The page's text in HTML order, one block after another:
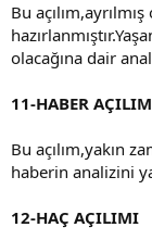
Bu
olacağına dair
11-HABER
Bu açılım,yakın
haberin analizini
12-HAÇ AÇILIMI